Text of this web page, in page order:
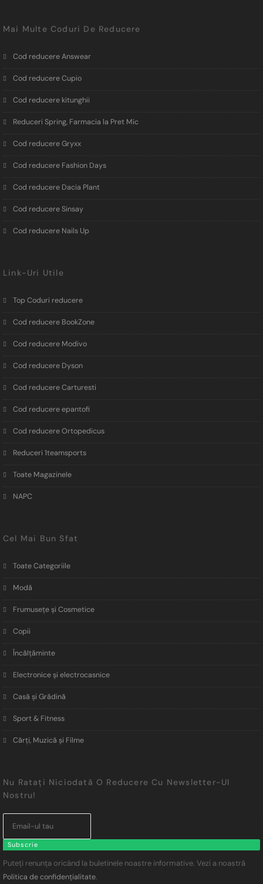
Mai Multe Coduri De Reducere
Cod reducere Answear
Cod reducere Cupio
Cod reducere kitunghii
Reduceri Spring, Farmacia la Pret Mic
Cod reducere Gryxx
Cod reducere Fashion Days
Cod reducere Dacia Plant
Cod reducere Sinsay
Cod reducere Nails Up
Link-Uri Utile
Top Coduri reducere
Cod reducere BookZone
Cod reducere Modivo
Cod reducere Dyson
Cod reducere Carturesti
Cod reducere epantofi
Cod reducere Ortopedicus
Reduceri 1teamsports
Toate Magazinele
NAPC
Cel Mai Bun Sfat
Toate Categoriile
Modă
Frumusețe și Cosmetice
Copii
Încălţăminte
Electronice și electrocasnice
Casă și Grădină
Sport & Fitness
Cărți, Muzică și Filme
Nu Ratați Niciodată O Reducere Cu Newsletter-Ul
Nostru!
Subscrie
Puteți renunța oricând la buletinele noastre informative. Vezi a noastră
Politica de confidențialitate.